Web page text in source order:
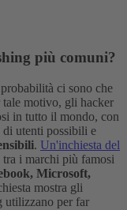
più comuni?
ci sono che
motivo, gli hacker
in tutto il mondo, con
utenti possibili e
. Un'inchiesta del
i marchi più famosi
Microsoft,
mostra gli
utilizzano per far